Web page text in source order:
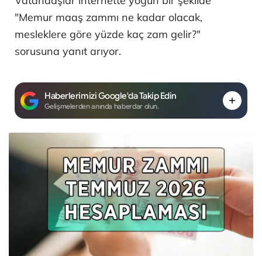
"Memur maaş zammı ne kadar olacak,
mesleklere göre yüzde kaç zam gelir?"
sorusuna yanıt arıyor.
Haberlerimizi Google'da Takip Edin
Gelişmelerden anında haberdar olun.